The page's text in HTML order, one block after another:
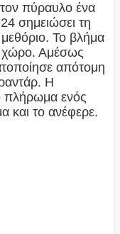
πύραυλο ένα
σημειώσει τη
Το βλήμα
χώρο. Αμέσως
απότομη
Η
πλήρωμα ενός
και το ανέφερε.